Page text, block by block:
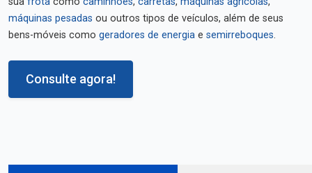
máquinas pesadas ou outros tipos de veículos, além de seus
bens-móveis como geradores de energia e semirreboques.
Consulte agora!